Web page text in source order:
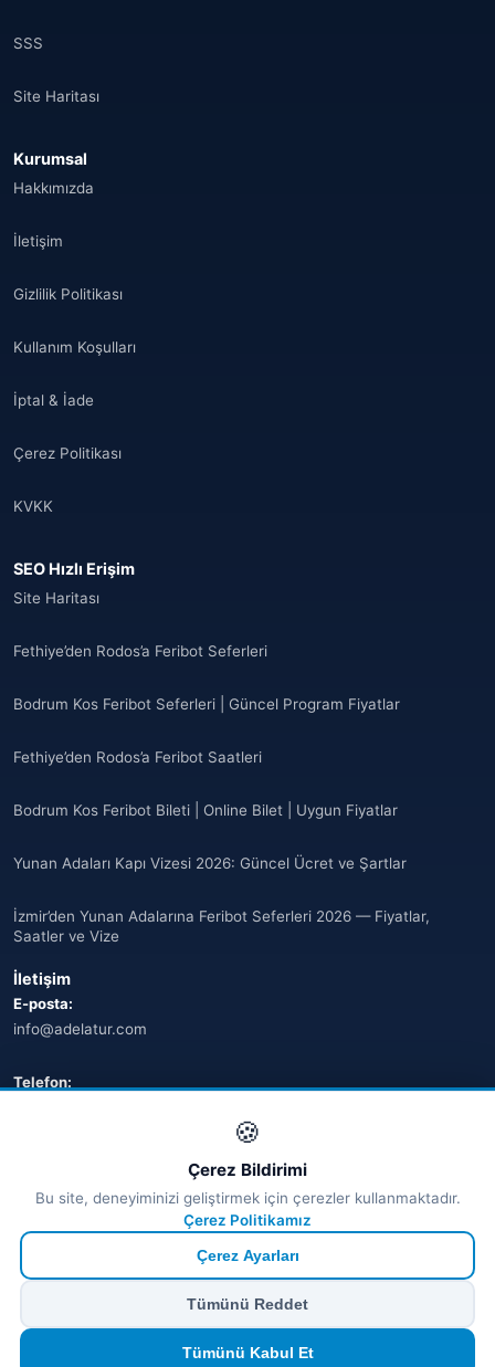
SSS
Site Haritası
Kurumsal
Hakkımızda
İletişim
Gizlilik Politikası
Kullanım Koşulları
İptal & İade
Çerez Politikası
KVKK
SEO Hızlı Erişim
Site Haritası
Fethiye’den Rodos’a Feribot Seferleri
Bodrum Kos Feribot Seferleri | Güncel Program Fiyatlar
Fethiye’den Rodos’a Feribot Saatleri
Bodrum Kos Feribot Bileti | Online Bilet | Uygun Fiyatlar
Yunan Adaları Kapı Vizesi 2026: Güncel Ücret ve Şartlar
İzmir’den Yunan Adalarına Feribot Seferleri 2026 — Fiyatlar,
Saatler ve Vize
İletişim
E-posta:
info@adelatur.com
Telefon:
💬 WhatsApp
€ EUR $ USD
🍪
Çerez Bildirimi
Bu site, deneyiminizi geliştirmek için çerezler kullanmaktadır.
Çerez Politikamız
Çerez Ayarları
Tümünü Reddet
Tümünü Kabul Et